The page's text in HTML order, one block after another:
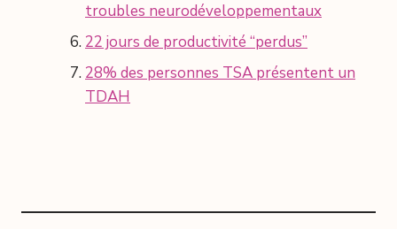
troubles neurodéveloppementaux
22 jours de productivité “perdus”
28% des personnes TSA présentent un
TDAH